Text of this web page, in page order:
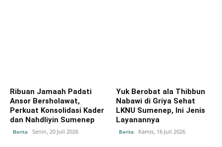
Ribuan Jamaah Padati
Ansor Bersholawat,
Perkuat Konsolidasi Kader
dan Nahdliyin Sumenep
Berita Senin, 20 Juli 2026
Yuk Berobat ala Thibbun
Nabawi di Griya Sehat
LKNU Sumenep, Ini Jenis
Layanannya
Berita Kamis, 16 Juli 2026